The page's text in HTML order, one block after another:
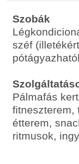
Szobák
széf
Pálmafás
fitneszterem,
étterem,
ritmusok,